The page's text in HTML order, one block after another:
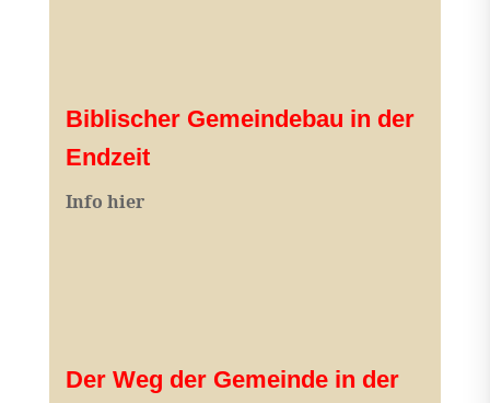
Biblischer Gemeindebau in der
Endzeit
Info hier
Der Weg der Gemeinde in der